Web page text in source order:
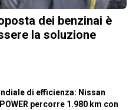
dei benzinai è
la soluzione
di efficienza: Nissan
percorre 1.980 km con